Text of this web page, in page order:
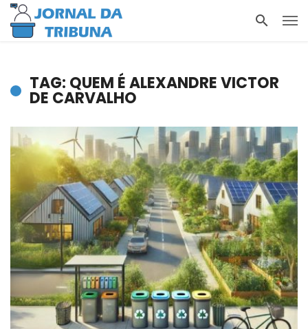
TAG: QUEM É ALEXANDRE VICTOR
DE CARVALHO